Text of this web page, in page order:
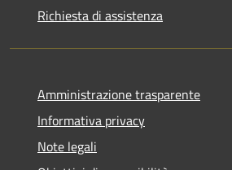
Richiesta di assistenza
Amministrazione trasparente
Informativa privacy
Note legali